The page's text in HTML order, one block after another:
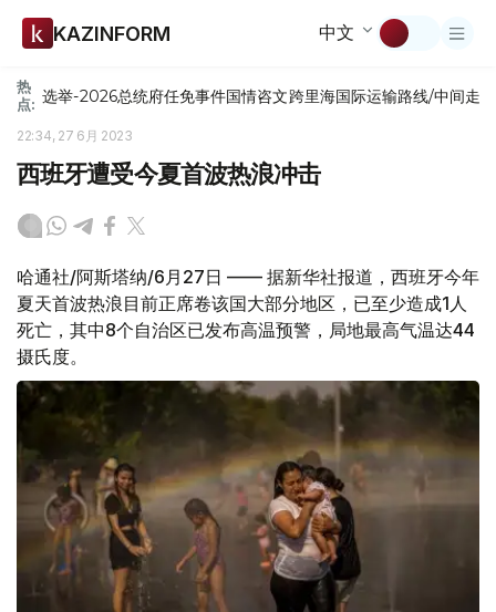
KAZINFORM 中文
热
点: 选举-2026总统府任免事件国情咨文跨里海国际运输路线/中间走廊
22:34, 27 6月 2023
西班牙遭受今夏首波热浪冲击
哈通社/阿斯塔纳/6月27日 —— 据新华社报道，西班牙今年
夏天首波热浪目前正席卷该国大部分地区，已至少造成1人
死亡，其中8个自治区已发布高温预警，局地最高气温达44
摄氏度。